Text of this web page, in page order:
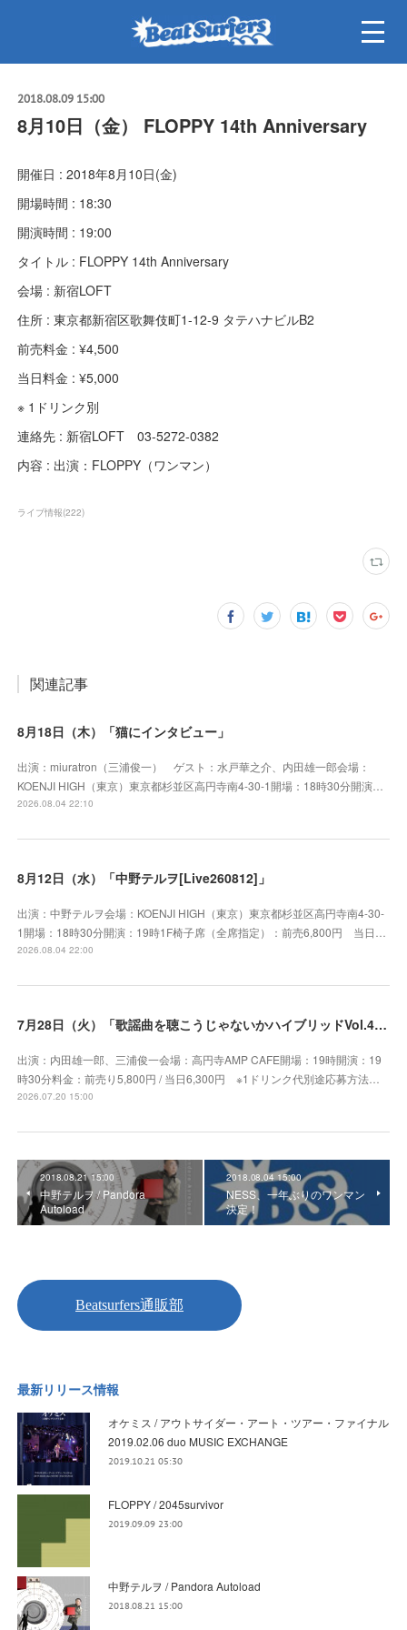
2018.08.09 15:00
8月10日（金） FLOPPY 14th Anniversary
開催日 : 2018年8月10日(金)
開場時間 : 18:30
開演時間 : 19:00
タイトル : FLOPPY 14th Anniversary
会場 : 新宿LOFT
住所 : 東京都新宿区歌舞伎町1-12-9 タテハナビルB2
前売料金 : ¥4,500
当日料金 : ¥5,000
※ 1ドリンク別
連絡先 : 新宿LOFT 03-5272-0382
内容 : 出演：FLOPPY（ワンマン）
ライブ情報(222)
関連記事
8月18日（木）「猫にインタビュー」
出演：miuratron（三浦俊一） ゲスト：水戸華之介、内田雄一郎会場：
KOENJI HIGH（東京）東京都杉並区高円寺南4-30-1開場：18時30分開演…
2026.08.04 22:10
8月12日（水）「中野テルヲ[Live260812]」
出演：中野テルヲ会場：KOENJI HIGH（東京）東京都杉並区高円寺南4-30-
1開場：18時30分開演：19時1F椅子席（全席指定）：前売6,800円 当日…
2026.08.04 22:00
7月28日（火）「歌謡曲を聴こうじゃないかハイブリッドVol.41」
出演：内田雄一郎、三浦俊一会場：高円寺AMP CAFE開場：19時開演：19
時30分料金：前売り5,800円 / 当日6,300円 ※1ドリンク代別途応募方法…
2026.07.20 15:00
2018.08.21 15:00
中野テルヲ / Pandora
Autoload
2018.08.04 15:00
NESS、一年ぶりのワンマン
決定！
最新リリース情報
オケミス / アウトサイダー・アート・ツアー・ファイナル
2019.02.06 duo MUSIC EXCHANGE
2019.10.21 05:30
FLOPPY / 2045survivor
2019.09.09 23:00
中野テルヲ / Pandora Autoload
2018.08.21 15:00